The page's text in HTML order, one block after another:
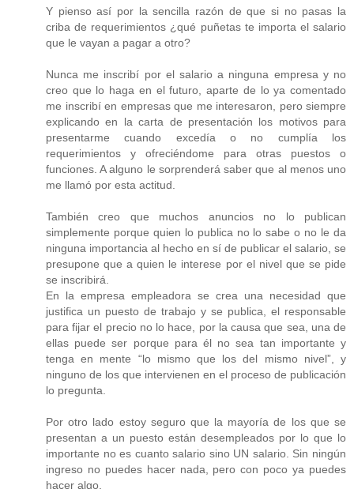
Y pienso así por la sencilla razón de que si no pasas la
criba de requerimientos ¿qué puñetas te importa el salario
que le vayan a pagar a otro?
Nunca me inscribí por el salario a ninguna empresa y no
creo que lo haga en el futuro, aparte de lo ya comentado
me inscribí en empresas que me interesaron, pero siempre
explicando en la carta de presentación los motivos para
presentarme cuando excedía o no cumplía los
requerimientos y ofreciéndome para otras puestos o
funciones. A alguno le sorprenderá saber que al menos uno
me llamó por esta actitud.
También creo que muchos anuncios no lo publican
simplemente porque quien lo publica no lo sabe o no le da
ninguna importancia al hecho en sí de publicar el salario, se
presupone que a quien le interese por el nivel que se pide
se inscribirá.
En la empresa empleadora se crea una necesidad que
justifica un puesto de trabajo y se publica, el responsable
para fijar el precio no lo hace, por la causa que sea, una de
ellas puede ser porque para él no sea tan importante y
tenga en mente “lo mismo que los del mismo nivel”, y
ninguno de los que intervienen en el proceso de publicación
lo pregunta.
Por otro lado estoy seguro que la mayoría de los que se
presentan a un puesto están desempleados por lo que lo
importante no es cuanto salario sino UN salario. Sin ningún
ingreso no puedes hacer nada, pero con poco ya puedes
hacer algo.